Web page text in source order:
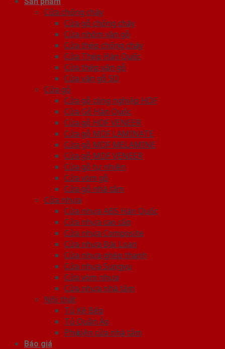
Cửa chống cháy
Cửa gỗ chống cháy
Cửa nhôm vân gỗ
Cửa thép chống cháy
Cửa Thép Hàn Quốc
Cửa thép vân gỗ
Cửa vân gỗ 5D
Cửa gỗ
Cửa gỗ công nghiệp HDF
Cửa Gỗ Hàn Quốc
Cửa gỗ HDF VENEER
Cửa gỗ MDF LAMINATE
Cửa gỗ MDF MELAMINE
Cửa gỗ MDF VENEER
Cửa gỗ tự nhiên
Cửa vòm gỗ
Cửa gỗ nhà tắm
Cửa nhựa
Cửa nhựa ABS Hàn Quốc
Cửa nhựa cao cấp
Cửa nhựa Composite
Cửa nhựa Đài Loan
Cửa nhựa ghép thanh
Cửa nhựa Sungyu
Cửa vòm nhựa
Cửa nhựa nhà tắm
Nội thất
Tủ Kệ Bếp
Tủ Quần Áo
Phụ kiện cửa nhà tắm
Báo giá